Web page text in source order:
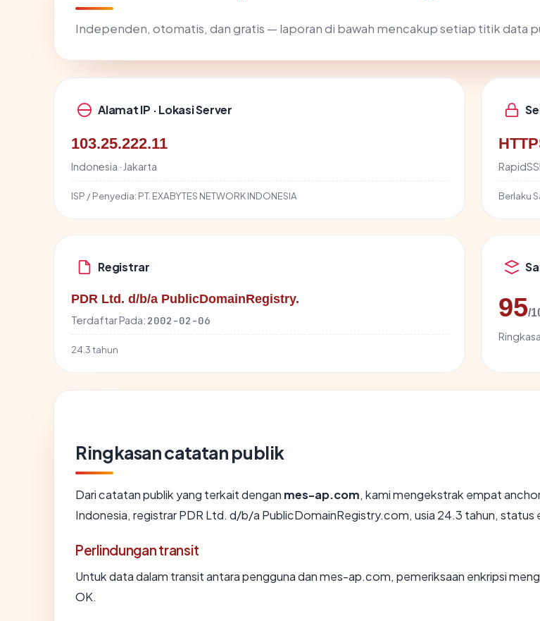
Independen, otomatis, dan gratis — laporan di bawah mencakup setiap titik data
Alamat IP · Lokasi Server
103.25.222.11
Indonesia · Jakarta
ISP / Penyedia: PT. EXABYTES NETWORK INDONESIA Berlaku
Registrar
PDR Ltd. d/b/a PublicDomainRegistry.
Terdaftar Pada: 2002-02-06
24.3 tahun
95/
Ringkasan catatan publik
Dari catatan publik yang terkait dengan mes-ap.com, kami mengekstrak empat
Indonesia, registrar PDR Ltd. d/b/a PublicDomainRegistry.com, usia 24.3 tahun, status
Perlindungan transit
Untuk data dalam transit antara pengguna dan mes-ap.com, pemeriksaan enkripsi
OK.